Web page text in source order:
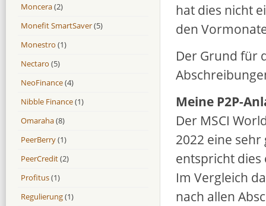
hat dies nicht
den
Der Grund für
Meine P2P-
Der MSCI
2022 eine sehr
entspricht dies
Im Vergleich
nach allen
Moncera(2)
Monefit SmartSaver(5)
Monestro (1)
Nectaro (5)
NeoFinance(4)
Nibble Finance(1)
Omaraha(8)
PeerBerry(1)
PeerCredit(2)
Profitus(1)
Regulierung(1)